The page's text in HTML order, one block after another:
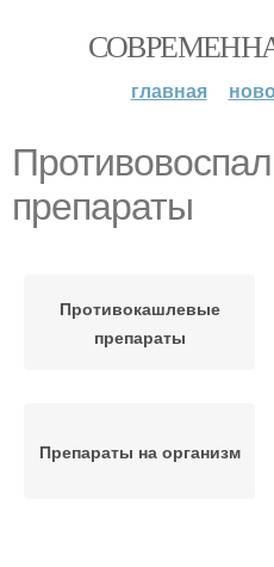
главная
препараты
Противокашлевые
препараты
Препараты на организм